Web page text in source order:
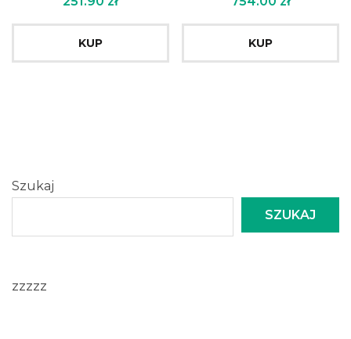
KUP KUP
Szukaj
SZUKAJ
zzzzz